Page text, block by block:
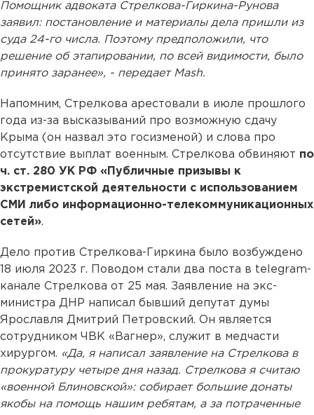
Помощник адвоката Стрелкова-Гиркина-Рунова
заявил: постановление и материалы дела пришли из
суда 24-го числа. Поэтому предположили, что
решение об этапировании, по всей видимости, было
принято заранее», - передает Mash.
Напомним, Стрелкова арестовали в июле прошлого
года из-за высказываний про возможную сдачу
Крыма (он назвал это госизменой) и слова про
отсутствие выплат военным. Стрелкова обвиняют по
ч. ст. 280 УК РФ «Публичные призывы к
экстремистской деятельности с использованием
СМИ либо информационно-телекоммуникационных
сетей».
Дело против Стрелкова-Гиркина было возбуждено
18 июля 2023 г. Поводом стали два поста в telegram-
канале Стрелкова от 25 мая. Заявление на экс-
министра ДНР написал бывший депутат думы
Ярославля Дмитрий Петровский. Он является
сотрудником ЧВК «Вагнер», служит в медчасти
хирургом. «Да, я написал заявление на Стрелкова в
прокуратуру четыре дня назад. Стрелкова я считаю
«военной Блиновской»: собирает большие донаты
якобы на помощь нашим ребятам, а за потраченные